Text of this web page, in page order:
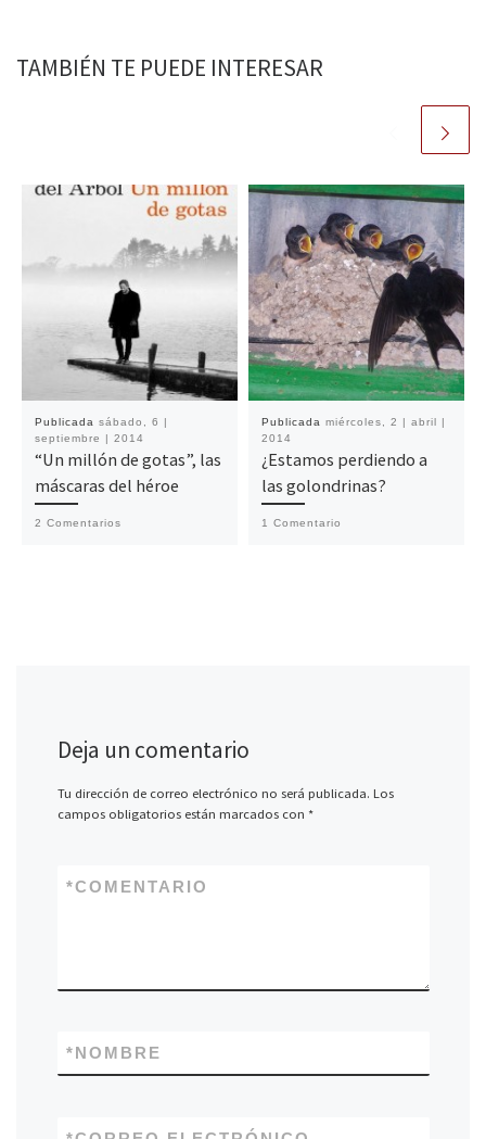
TAMBIÉN TE PUEDE INTERESAR
Publicada sábado, 6 |
septiembre | 2014
“Un millón de gotas”, las
máscaras del héroe
2 Comentarios
Publicada miércoles, 2 | abril |
2014
¿Estamos perdiendo a
las golondrinas?
1 Comentario
Deja un comentario
Tu dirección de correo electrónico no será publicada. Los
campos obligatorios están marcados con *
COMENTARIO
*
NOMBRE
*